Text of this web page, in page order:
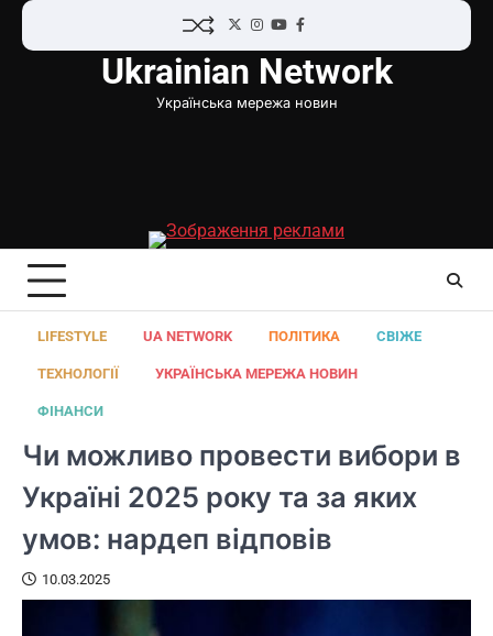
Перейти
TwitterInstagram
YouTubeFacebook
Ukrainian Network
Українська мережа новин
LIFESTYLE UA NETWORK ПОЛІТИКА СВІЖЕ
ТЕХНОЛОГІЇ УКРАЇНСЬКА МЕРЕЖА НОВИН
ФІНАНСИ
Чи можливо провести вибори в
Україні 2025 року та за яких
умов: нардеп відповів
10.03.2025